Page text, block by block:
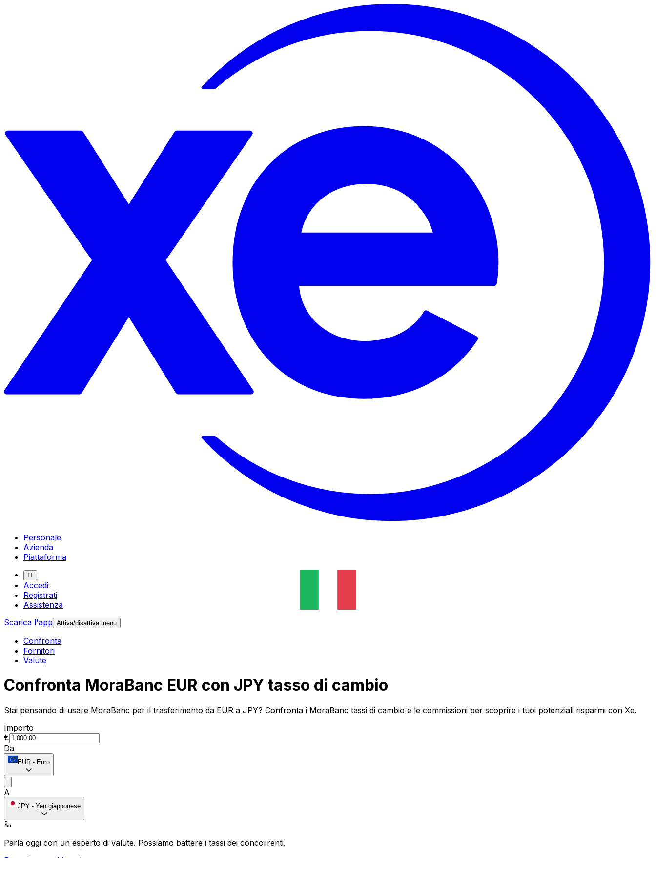
Personale
Azienda
Piattaforma
IT
Accedi
Registrati
Assistenza
Scarica l'app Attiva/disattiva menu
Confronta
Fornitori
Valute
Confronta MoraBanc EUR con JPY tasso di cambio
Stai pensando di usare MoraBanc per il trasferimento da EUR a JPY? Confronta i MoraBanc tassi di cambio e le commissioni per scoprire i tuoi potenziali risparmi con Xe.
Importo
€
Da
EUR - Euro
A
JPY - Yen giapponese
Parla oggi con un esperto di valute. Possiamo battere i tassi dei concorrenti.
Prenota una chiamata